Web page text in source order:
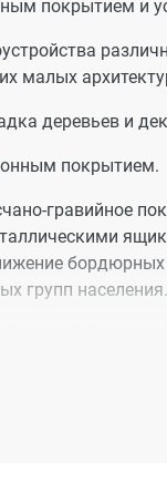
покрытием и
малых
деревьев и
покрытием.
гравийное
групп населения.
стяжка пола,